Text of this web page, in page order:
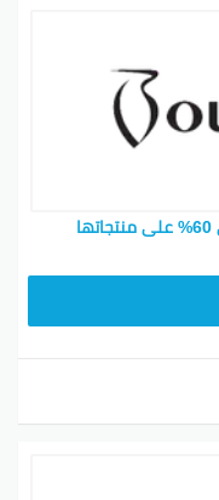
كود خصم بوتيكات فرح الهادي – وفر حتى 60% على منتجاتها